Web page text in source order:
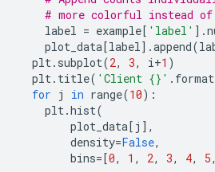
# more colorful instead
label = example[ 'label' ].
plot_data[label].append(
plt. subplot(2, 3, i+1 )
plt. title( 'Client {}' . format
for j in range(10):
plt.hist(
plot_data[ j ],
density=False,
bins=[0, 1 , 2, 3, 4, 5,